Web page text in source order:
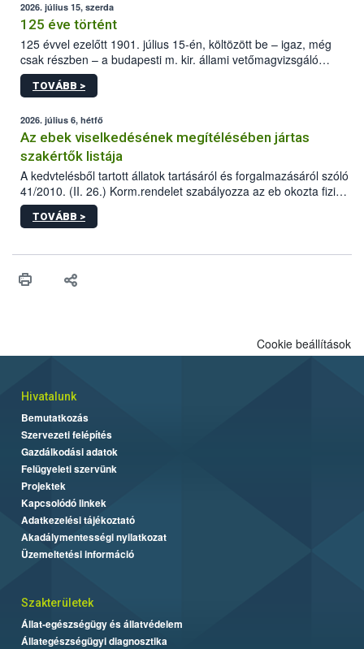
2026. július 15, szerda
125 éve történt
125 évvel ezelőtt 1901. július 15-én, költözött be – igaz, még
csak részben – a budapesti m. kir. állami vetőmagvizsgáló
állomás a Kis Rókus utca 15. szám alatti, Czigler Győző által
tervezett új épületébe.
TOVÁBB >
2026. július 6, hétfő
Az ebek viselkedésének megítélésében jártas
szakértők listája
A kedvtelésből tartott állatok tartásáról és forgalmazásáról szóló
41/2010. (II. 26.) Korm.rendelet szabályozza az eb okozta fizikai
sérülés, illetve ennek veszélye keletkezésekor felmerülő
hatósági feladatokat, valamint a veszélyes eb tartását és annak
vonni az ebek viselkedésének megítélésében jártas szakértőt.
TOVÁBB >
Cookie beállítások
Hivatalunk
Bemutatkozás
Szervezeti felépítés
Gazdálkodási adatok
Felügyeleti szervünk
Projektek
Kapcsolódó linkek
Adatkezelési tájékoztató
Akadálymentességi nyilatkozat
Üzemeltetési információ
Szakterületek
Állat-egészségügy és állatvédelem
Állategészségügyi diagnosztika